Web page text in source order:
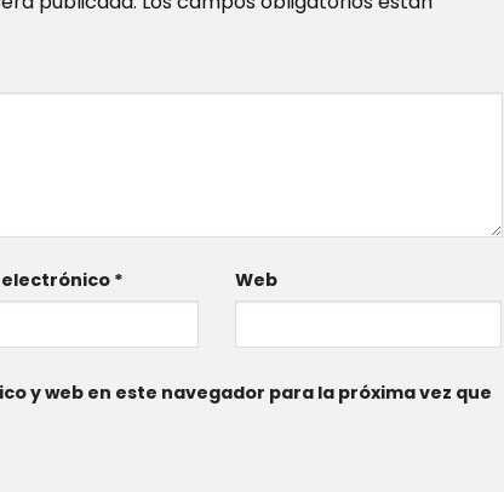
* Web
y web en este navegador para la próxima vez que